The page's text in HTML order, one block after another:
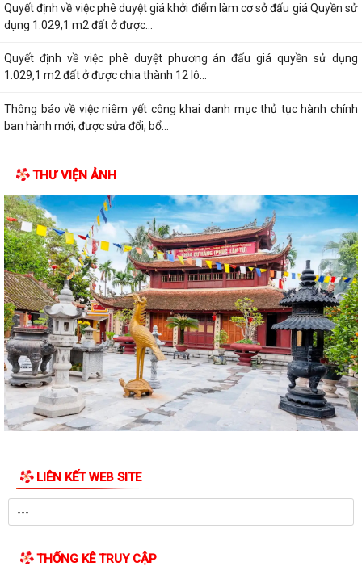
Quyết định về việc phê duyệt giá khởi điểm làm cơ sở đấu giá Quyền sử
dụng 1.029,1 m2 đất ở được...
Quyết định về việc phê duyệt phương án đấu giá quyền sử dụng
1.029,1 m2 đất ở được chia thành 12 lô...
Thông báo về việc niêm yết công khai danh mục thủ tục hành chính
ban hành mới, được sửa đổi, bổ...
THƯ VIỆN ẢNH
LIÊN KẾT WEB SITE
THỐNG KÊ TRUY CẬP